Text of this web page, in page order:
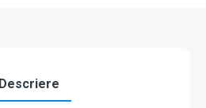
Descriere